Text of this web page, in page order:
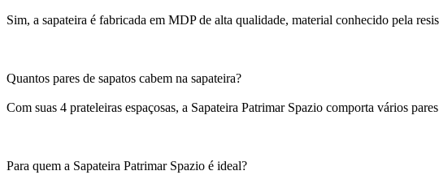
Sim, a sapateira é fabricada em MDP de alta qualidade, material conhecido pela
Quantos pares de sapatos cabem na sapateira?
Com suas 4 prateleiras espaçosas, a Sapateira Patrimar Spazio comporta vários
Para quem a Sapateira Patrimar Spazio é ideal?